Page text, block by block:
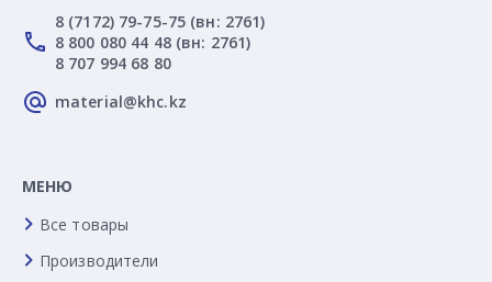
8 (7172) 79-75-75 (вн: 2761)
8 800 080 44 48 (вн: 2761)
8 707 994 68 80
material@khc.kz
МЕНЮ
Все товары
Производители